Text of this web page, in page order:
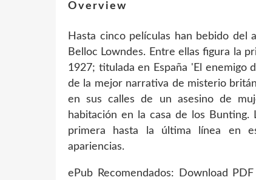
Overview
Hasta cinco películas han bebido del
Belloc Lowndes. Entre ellas figura la
1927; titulada en España 'El enemigo
de la mejor narrativa de misterio
en sus calles de un asesino de
habitación en la casa de los
primera hasta la última línea en
apariencias.
ePub Recomendados: Download